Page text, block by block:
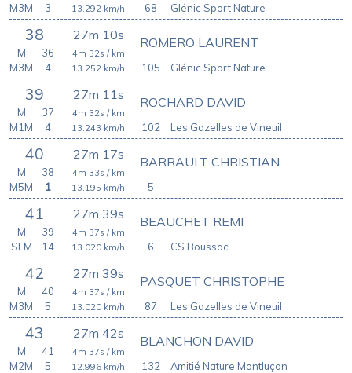
68
13.292 km/h
M3M
3 Glénic Sport Nature
38 27m 10s
105
ROMERO LAURENT
4m 32s / km
13.252 km/h
M
36
M3M
4 Glénic Sport Nature
39 27m 11s
102
ROCHARD DAVID
4m 32s / km
13.243 km/h
M
37
M1M
4 Les Gazelles de Vineuil
40 27m 17s
5
BARRAULT CHRISTIAN
4m 33s / km
13.195 km/h
M
38
M5M
1
41 27m 39s
6
BEAUCHET REMI
4m 37s / km
13.020 km/h
M
39
SEM
14 CS Boussac
42 27m 39s
87
PASQUET CHRISTOPHE
4m 37s / km
13.020 km/h
M
40
M3M
5 Les Gazelles de Vineuil
43 27m 42s
132
BLANCHON DAVID
4m 37s / km
12.996 km/h
M
41
M2M
5 Amitié Nature Montluçon